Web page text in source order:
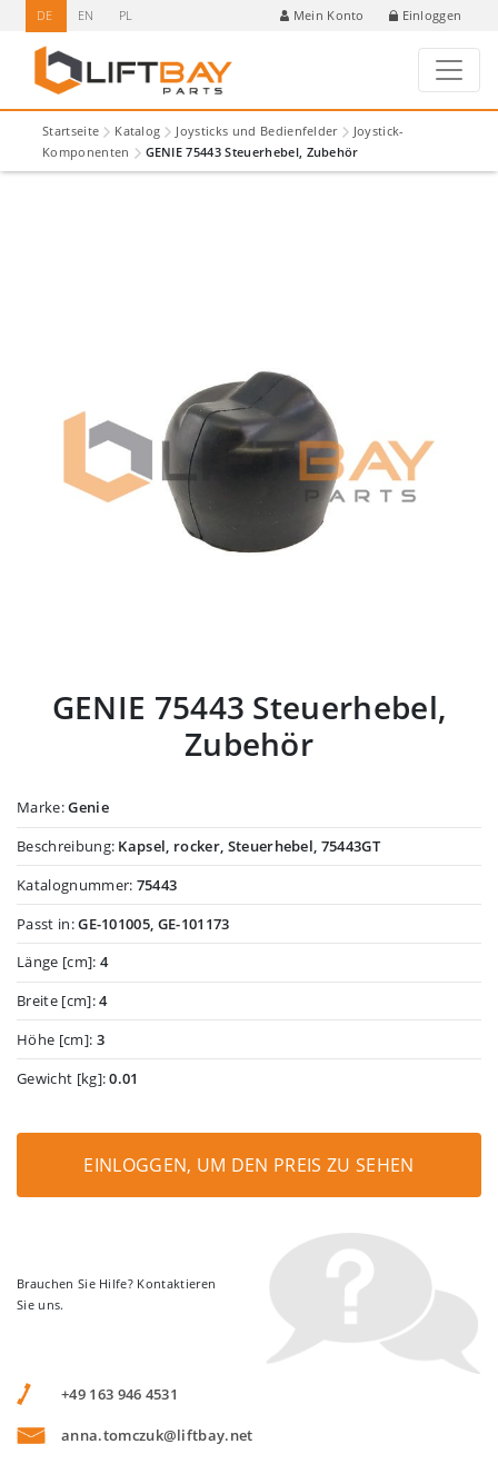
DE EN PL Mein Konto Einloggen
Startseite Katalog Joysticks und Bedienfelder
Joystick-
Komponenten
GENIE 75443 Steuerhebel, Zubehör
GENIE 75443 Steuerhebel,
Zubehör
Marke:Genie
Beschreibung: Kapsel, rocker, Steuerhebel, 75443GT
Katalognummer: 75443
Passt in:GE-101005, GE-101173
Länge [cm]: 4
Breite [cm]:4
Höhe [cm]: 3
Gewicht [kg]:0.01
EINLOGGEN, UM DEN PREIS ZU SEHEN
Brauchen Sie Hilfe? Kontaktieren
Sie uns.
+49 163 946 4531
anna.tomczuk@liftbay.net